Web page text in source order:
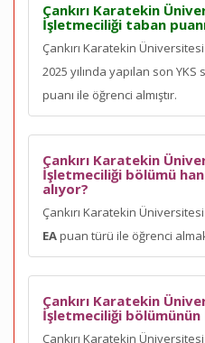
Çankırı Karatekin
İşletmeciliği taban
Çankırı Karatekin
2025 yılında yapılan son YKS
puanı ile öğrenci almıştır.
Çankırı Karatekin
İşletmeciliği bölümü
alıyor?
Çankırı Karatekin
EApuan türü ile öğrenci
Çankırı Karatekin
İşletmeciliği bölümünün
Çankırı Karatekin